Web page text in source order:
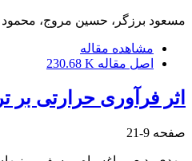
مسعود برزگر، حسین مروج، محمود
مشاهده مقاله
اصل مقاله 230.68 K
اثر فرآوری حرارتی
صفحه 9-21